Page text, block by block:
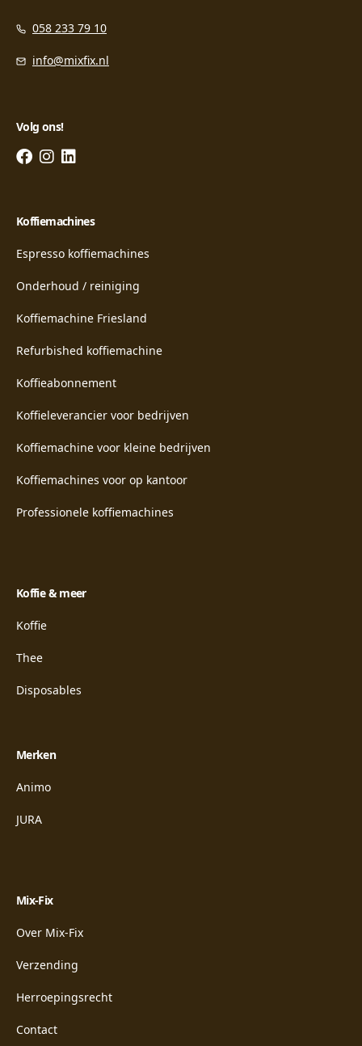
058 233 79 10
info@mixfix.nl
Volg ons!
Koffiemachines
Espresso koffiemachines
Onderhoud / reiniging
Koffiemachine Friesland
Refurbished koffiemachine
Koffieabonnement
Koffieleverancier voor bedrijven
Koffiemachine voor kleine bedrijven
Koffiemachines voor op kantoor
Professionele koffiemachines
Koffie & meer
Koffie
Thee
Disposables
Merken
Animo
JURA
Mix-Fix
Over Mix-Fix
Verzending
Herroepingsrecht
Contact